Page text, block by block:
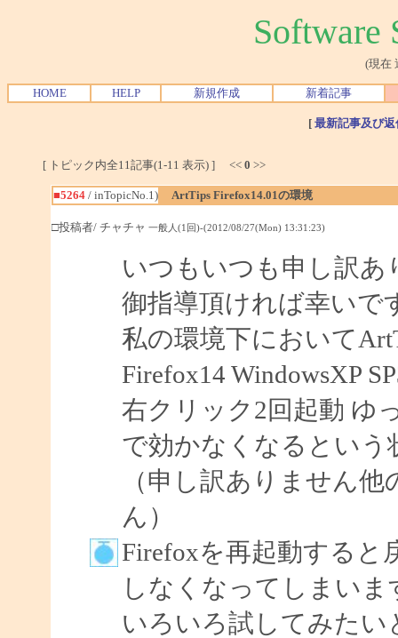
Software
(現在
HOME HELP 新規作成 新着記事
[ 最新記事及び
[ トピック内全11記事(1-11 表示) ] << 0 >>
■5264/ inTopicNo.1) ArtTips Firefox14.01の環境
□投稿者/ チャチャ 一般人(1回)-(2012/08/27(Mon) 13:31:23)
いつもいつも申し訳あ
御指導頂ければ幸いで
私の環境下において
Firefox14 WindowsXP
右クリック2回起動 ゆ
で効かなくなるという
（申し訳ありません
ん）
Firefoxを再起動すると
しなくなってしまいま
いろいろ試してみた